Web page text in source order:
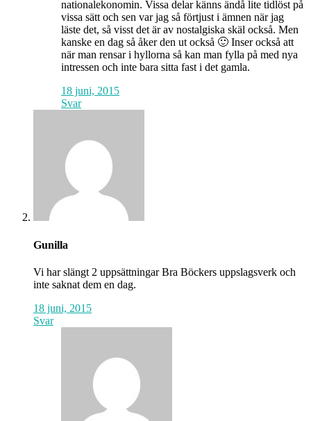
nationalekonomin. Vissa delar känns ändå lite tidlöst på
vissa sätt och sen var jag så förtjust i ämnen när jag
läste det, så visst det är av nostalgiska skäl också. Men
kanske en dag så åker den ut också 🙂 Inser också att
när man rensar i hyllorna så kan man fylla på med nya
intressen och inte bara sitta fast i det gamla.
18 juni, 2015
Svar
Gunilla
Vi har slängt 2 uppsättningar Bra Böckers uppslagsverk och
inte saknat dem en dag.
18 juni, 2015
Svar